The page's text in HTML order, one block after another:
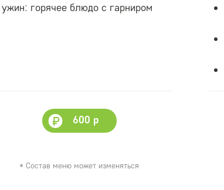
ужин: горячее блюдо с гарниром
600 р
* Cостав меню может изменяться